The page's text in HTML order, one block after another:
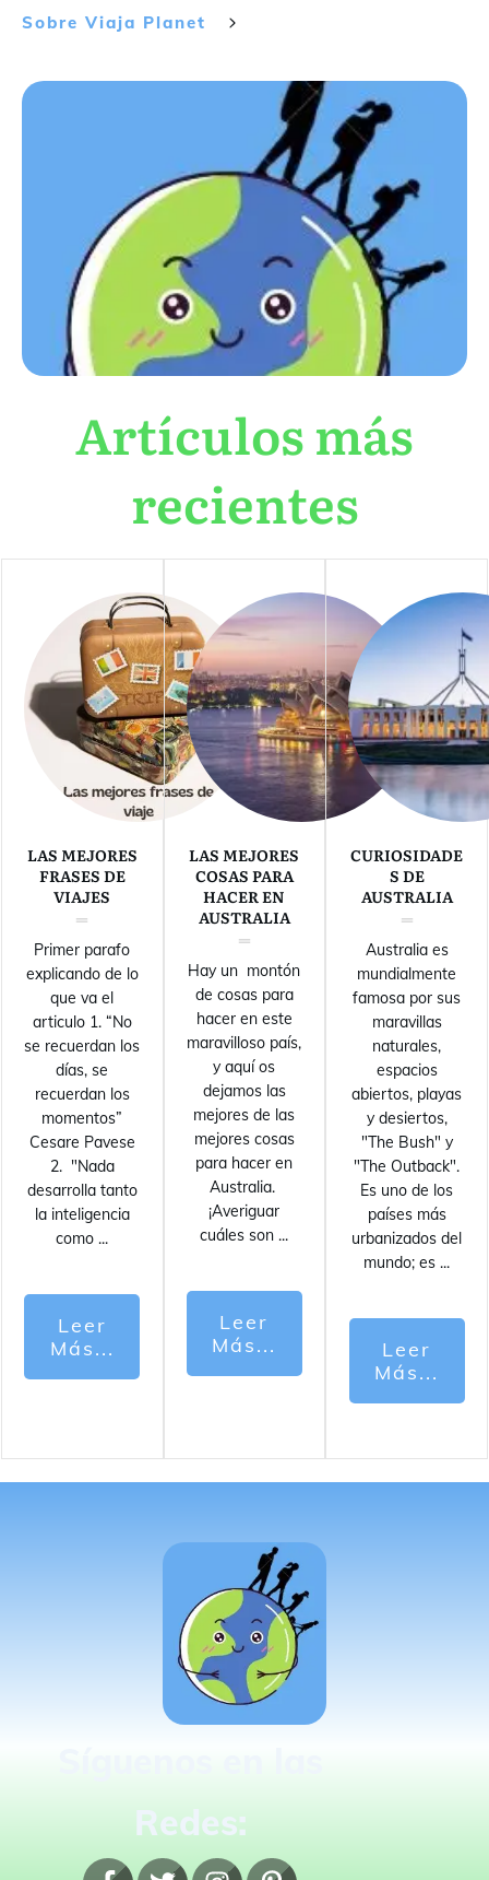
Sobre Viaja Planet
Artículos más
recientes
LAS MEJORES
FRASES DE
VIAJES
Primer parafo
explicando de lo
que va el
articulo 1. “No
se recuerdan los
días, se
recuerdan los
momentos”
Cesare Pavese
2. "Nada
desarrolla tanto
la inteligencia
como ...
Leer
Más...
LAS MEJORES
COSAS PARA
HACER EN
AUSTRALIA
Hay un montón
de cosas para
hacer en este
maravilloso país,
y aquí os
dejamos las
mejores de las
mejores cosas
para hacer en
Australia.
¡Averiguar
cuáles son ...
Leer
Más...
CURIOSIDADE
S DE
AUSTRALIA
Australia es
mundialmente
famosa por sus
maravillas
naturales,
espacios
abiertos, playas
y desiertos,
"The Bush" y
"The Outback".
Es uno de los
países más
urbanizados del
mundo; es ...
Leer
Más...
Redes: